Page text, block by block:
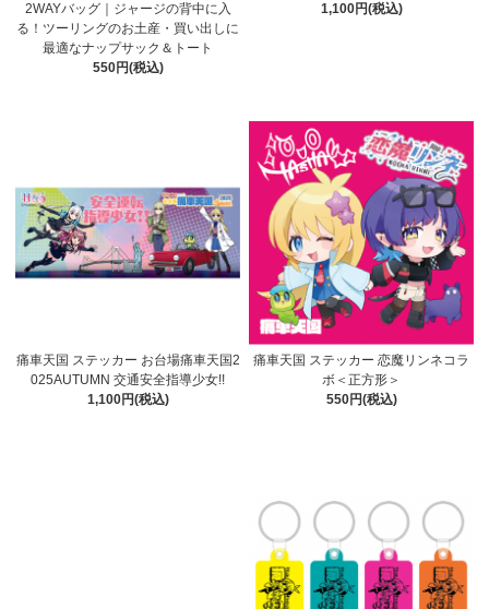
2WAYバッグ｜ジャージの背中に入
る！ツーリングのお土産・買い出しに
最適なナップサック＆トート
550円(税込)
1,100円(税込)
痛車天国 ステッカー お台場痛車天国2
025AUTUMN 交通安全指導少女!!
1,100円(税込)
痛車天国 ステッカー 恋魔リンネコラ
ボ＜正方形＞
550円(税込)